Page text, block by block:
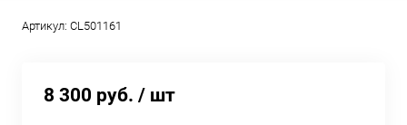
Артикул: CL501161
8 300 руб. / шт